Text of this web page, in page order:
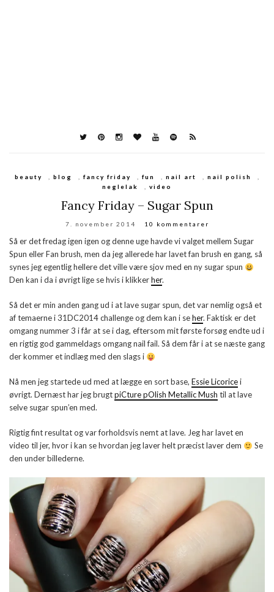
beauty , blog , fancy friday , fun , nail art , nail polish
,
neglelak
, video
Fancy Friday – Sugar Spun
7. november 2014 10 kommentarer
Så er det fredag igen igen og denne uge havde vi valget mellem Sugar
Spun eller Fan brush, men da jeg allerede har lavet fan brush en gang, så
synes jeg egentlig hellere det ville være sjov med en ny sugar spun
Den kan i da i øvrigt lige se hvis i klikkerher.
Så det er min anden gang ud i at lave sugar spun, det var nemlig også et
af temaerne i 31DC2014 challenge og dem kan i seher. Faktisk er det
omgang nummer 3 i får at se i dag, eftersom mit første forsøg endte ud i
en rigtig god gammeldags omgang nail fail. Så dem får i at se næste gang
der kommer et indlæg med den slags i
Nå men jeg startede ud med at lægge en sort base, Essie Licoricei
øvrigt. Dernæst har jeg brugtpiCture pOlish Metallic Mush til at lave
selve sugar spun’en med.
Rigtig fint resultat og var forholdsvis nemt at lave. Jeg har lavet en
video til jer, hvor i kan se hvordan jeg laver helt præcist laver dem
Se
den under billederne.